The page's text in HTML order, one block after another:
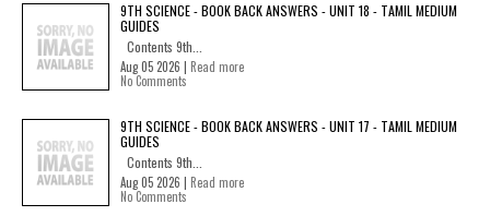
9TH SCIENCE - BOOK BACK ANSWERS - UNIT 18 - TAMIL MEDIUM
GUIDES
Contents 9th...
Aug 05 2026 | Read more
No Comments
9TH SCIENCE - BOOK BACK ANSWERS - UNIT 17 - TAMIL MEDIUM
GUIDES
Contents 9th...
Aug 05 2026 | Read more
No Comments